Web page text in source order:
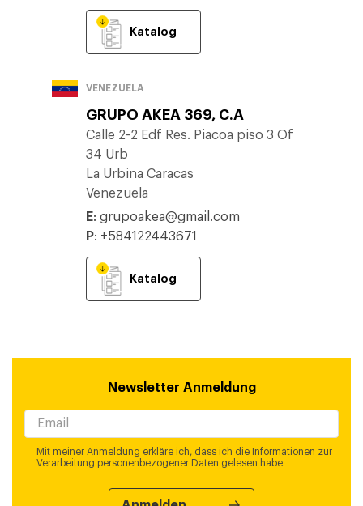
Katalog
VENEZUELA
GRUPO AKEA 369, C.A
Calle 2-2 Edf Res. Piacoa piso 3 Of
34 Urb
La Urbina Caracas
Venezuela
E: grupoakea@gmail.com
P: +584122443671
Katalog
Newsletter Anmeldung
Mit meiner Anmeldung erkläre ich, dass ich die Informationen zur
Verarbeitung personenbezogener Daten gelesen habe.